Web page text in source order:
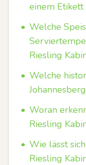
einem
• Welche
Riesling
• Welche
• Woran
Riesling
• Wie lässt
Riesling